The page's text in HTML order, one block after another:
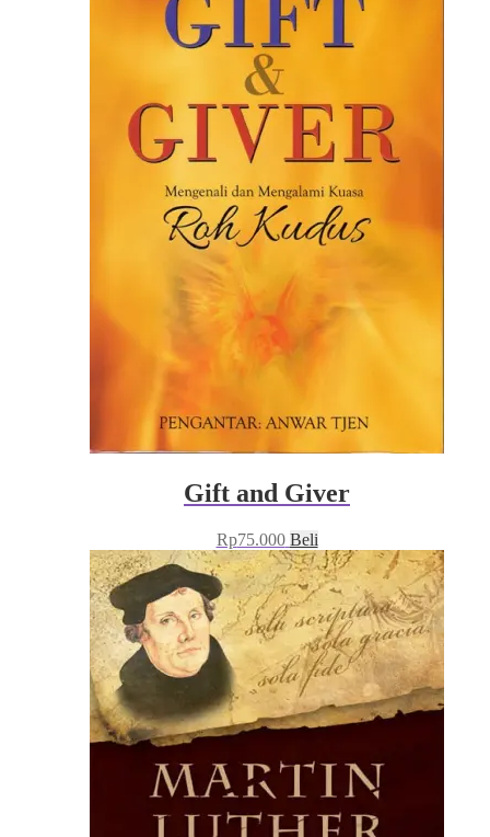
Gift and Giver
Rp75.000 Beli